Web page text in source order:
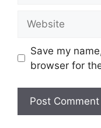
Save my
browser for